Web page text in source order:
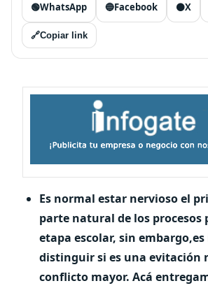
🟢WhatsApp 🔵Facebook ⚫X
🔗Copiar link
Es normal estar nervioso el
parte natural de los procesos
etapa escolar, sin embargo,
distinguir si es una evitación
conflicto mayor. Acá